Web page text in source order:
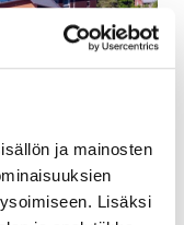
ja mainosten
Lisäksi